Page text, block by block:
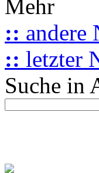
Mehr
:: andere
:: letzter
Suche in